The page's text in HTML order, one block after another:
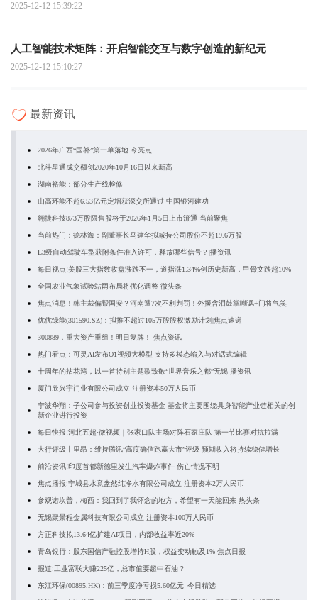
2025-12-12 15:39:22
人工智能技术矩阵：开启智能交互与数字创造的新纪元
2025-12-12 15:10:27
最新资讯
2026年广西“国补”第一单落地 今亮点
北斗星通成交额创2020年10月16日以来新高
湖南裕能：部分生产线检修
山高环能不超6.53亿元定增获深交所通过 中国银河建功
翱捷科技873万股限售股将于2026年1月5日上市流通 当前聚焦
当前热门：德林海：副董事长马建华拟减持公司股份不超19.6万股
L3级自动驾驶车型获附条件准入许可，释放哪些信号？|播资讯
每日视点!美股三大指数收盘涨跌不一，道指涨1.34%创历史新高，甲骨文跌超10%
全国农业气象试验站网布局将优化调整 微头条
焦点消息！韩主裁偏帮国安？河南遭7次不利判罚！外援含泪鼓掌嘲讽+门将气笑
优优绿能(301590.SZ)：拟推不超过105万股股权激励计划|焦点速递
300889，重大资产重组！明日复牌！-焦点资讯
热门看点：可灵AI发布O1视频大模型 支持多模态输入与对话式编辑
十周年的拈花湾，以一首特别主题歌致敬“世界音乐之都”无锡-播资讯
厦门欣兴宇门业有限公司成立 注册资本50万人民币
宁波华翔：子公司参与投资创业投资基金 基金将主要围绕具身智能产业链相关的创
新企业进行投资
每日快报!河北五超·微视频｜张家口队主场对阵石家庄队 第一节比赛对抗拉满
大行评级丨里昂：维持腾讯“高度确信跑赢大市”评级 预期收入将持续稳健增长
前沿资讯!印度首都新德里发生汽车爆炸事件 伤亡情况不明
焦点播报:宁城县水意盎然纯净水有限公司成立 注册资本2万人民币
参观诺坎普，梅西：我回到了我怀念的地方，希望有一天能回来 热头条
无锡聚景程金属科技有限公司成立 注册资本100万人民币
方正科技拟13.64亿扩建AI项目，内部收益率近20%
青岛银行：股东国信产融控股增持H股，权益变动触及1% 焦点日报
报道:工业富联大赚225亿，总市值要超中石油？
东江环保(00895.HK)：前三季度净亏损5.60亿元_今日精选